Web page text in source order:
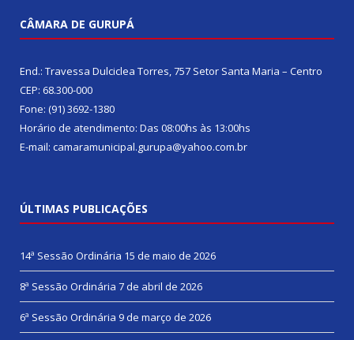
CÂMARA DE GURUPÁ
End.: Travessa Dulciclea Torres, 757 Setor Santa Maria – Centro
CEP: 68.300-000
Fone: (91) 3692-1380
Horário de atendimento: Das 08:00hs às 13:00hs
E-mail: camaramunicipal.gurupa@yahoo.com.br
ÚLTIMAS PUBLICAÇÕES
14ª Sessão Ordinária 15 de maio de 2026
8ª Sessão Ordinária 7 de abril de 2026
6ª Sessão Ordinária 9 de março de 2026